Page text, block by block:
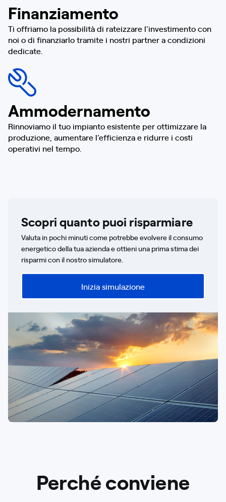
Finanziamento
Ti offriamo la possibilità di rateizzare l’investimento con
noi o di finanziarlo tramite i nostri partner a condizioni
dedicate.
Ammodernamento
Rinnoviamo il tuo impianto esistente per ottimizzare la
produzione, aumentare l’efficienza e ridurre i costi
operativi nel tempo.
Scopri quanto puoi risparmiare
Valuta in pochi minuti come potrebbe evolvere il consumo
energetico della tua azienda e ottieni una prima stima dei
risparmi con il nostro simulatore.
Inizia simulazione
Perché conviene